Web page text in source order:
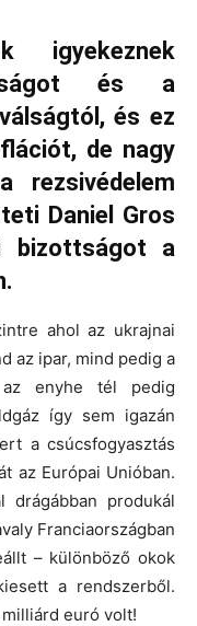
igyekeznek
és a
és ez
de nagy
rezsivédelem
Daniel Gros
bizottságot a
ahol az ukrajnai
az ipar, mind pedig a
az enyhe tél pedig
így sem igazán
a csúcsfogyasztás
az Európai Unióban.
produkál
Franciaországban
– különböző okok
a rendszerből.
milliárd euró volt!